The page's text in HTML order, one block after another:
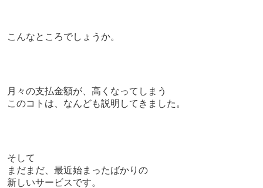
こんなところでしょうか。
月々の支払金額が、高くなってしまう
このコトは、なんども説明してきました。
そして
まだまだ、最近始まったばかりの
新しいサービスです。